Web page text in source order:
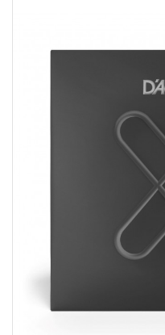
Blaasinstrumenten
Slaginstrumenten